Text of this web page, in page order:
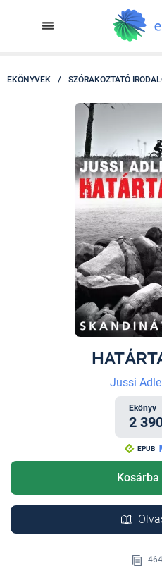
EKÖNYVEK / SZÓRAKOZTATÓ
Jussi
Ekönyv
2
EPUB